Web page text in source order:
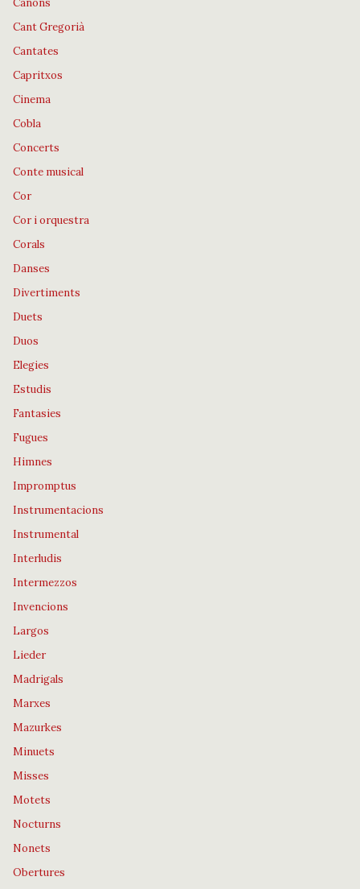
Cànons
Cant Gregorià
Cantates
Capritxos
Cinema
Cobla
Concerts
Conte musical
Cor
Cor i orquestra
Corals
Danses
Divertiments
Duets
Duos
Elegies
Estudis
Fantasies
Fugues
Himnes
Impromptus
Instrumentacions
Instrumental
Interludis
Intermezzos
Invencions
Largos
Lieder
Madrigals
Marxes
Mazurkes
Minuets
Misses
Motets
Nocturns
Nonets
Obertures